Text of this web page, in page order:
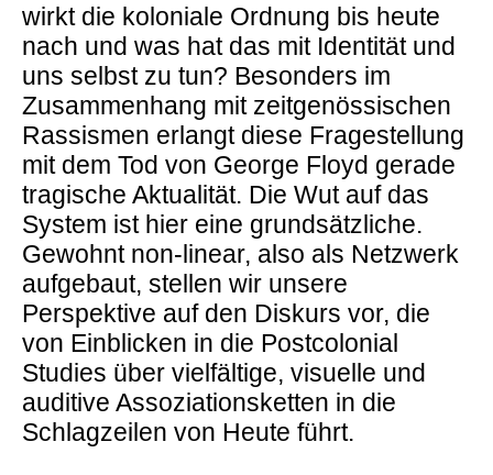
wirkt die koloniale Ordnung bis heute
nach und was hat das mit Identität und
uns selbst zu tun? Besonders im
Zusammenhang mit zeitgenössischen
Rassismen erlangt diese Fragestellung
mit dem Tod von George Floyd gerade
tragische Aktualität. Die Wut auf das
System ist hier eine grundsätzliche.
Gewohnt non-linear, also als Netzwerk
aufgebaut, stellen wir unsere
Perspektive auf den Diskurs vor, die
von Einblicken in die Postcolonial
Studies über vielfältige, visuelle und
auditive Assoziationsketten in die
Schlagzeilen von Heute führt.